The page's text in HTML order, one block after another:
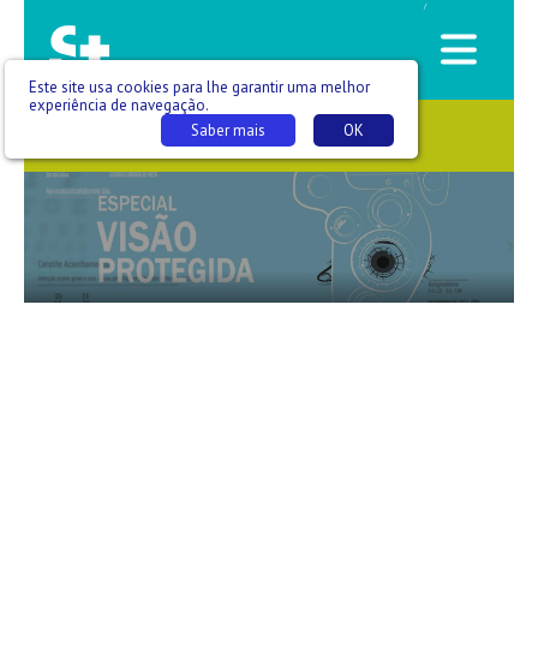
/
SAÚDE QUE SE VÊ
Este site usa cookies para lhe garantir uma melhor
experiência de navegação.
OK
Saber mais